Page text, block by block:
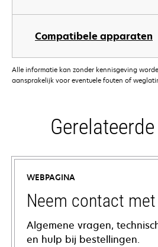
Compatibele apparaten
Alle informatie kan zonder kennisgeving
aansprakelijk voor eventuele fouten of
WEBPAGINA
Neem contact
Algemene vragen,
en hulp bij bestellingen.